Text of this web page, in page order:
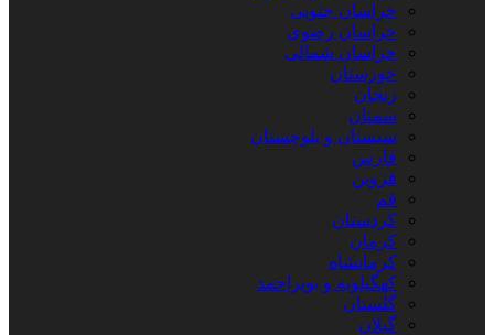
خراسان جنوبی
خراسان رضوی
خراسان شمالی
خوزستان
زنجان
سمنان
سیستان و بلوچستان
فارس
قزوین
قم
کردستان
کرمان
کرمانشاه
کهگیلویه و بویراحمد
گلستان
گیلان